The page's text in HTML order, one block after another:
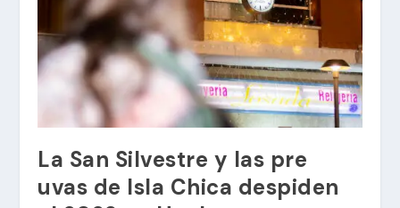
La San Silvestre y las pre
uvas de Isla Chica despiden